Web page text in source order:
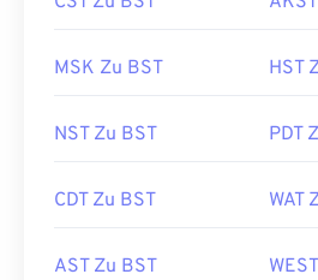
MSK Zu BST HST
NST Zu BST PDT
CDT Zu BST WAT
AST Zu BST